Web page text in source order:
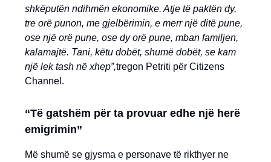
shkëputën ndihmën ekonomike. Atje të paktën dy,
tre orë punon, me gjelbërimin, e merr një ditë pune,
ose një orë pune, ose dy orë pune, mban familjen,
kalamajtë. Tani, këtu dobët, shumë dobët, se kam
një lek tash në xhep”,tregon Petriti për Citizens
Channel.
“Të gatshëm për ta provuar edhe një herë
emigrimin”
Më shumë se gjysma e personave të rikthyer ne